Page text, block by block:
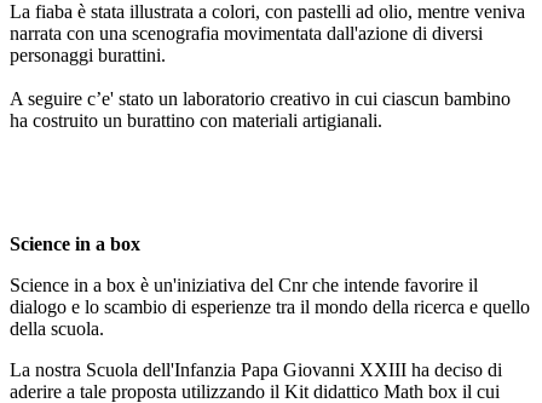
La fiaba è stata illustrata a colori, con pastelli ad olio, mentre veniva
narrata con una scenografia movimentata dall'azione di diversi
personaggi burattini.
A seguire c’e' stato un laboratorio creativo in cui ciascun bambino
ha costruito un burattino con materiali artigianali.
Science in a box
Science in a box è un'iniziativa del Cnr che intende favorire il
dialogo e lo scambio di esperienze tra il mondo della ricerca e quello
della scuola.
La nostra Scuola dell'Infanzia Papa Giovanni XXIII ha deciso di
aderire a tale proposta utilizzando il Kit didattico Math box il cui